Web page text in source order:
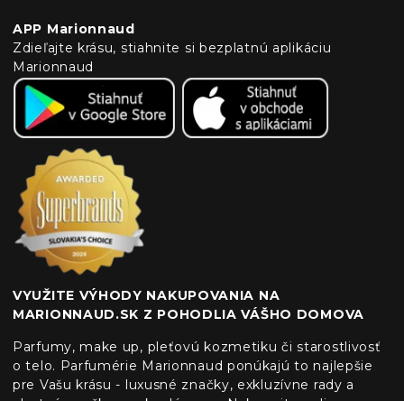
APP Marionnaud
Zdieľajte krásu, stiahnite si bezplatnú aplikáciu
Marionnaud
VYUŽITE VÝHODY NAKUPOVANIA NA
MARIONNAUD.SK Z POHODLIA VÁŠHO DOMOVA
Parfumy, make up, pleťovú kozmetiku či starostlivosť
o telo. Parfumérie Marionnaud ponúkajú to najlepšie
pre Vašu krásu - luxusné značky, exkluzívne rady a